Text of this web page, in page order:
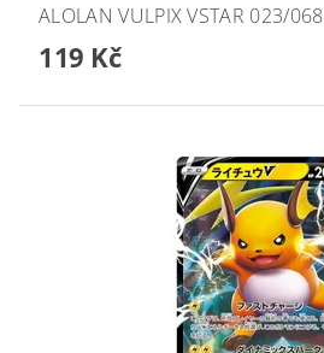
ALOLAN VULPIX VSTAR 023/068
119 Kč